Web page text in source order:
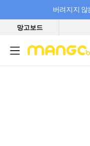
버려지지 않
필요한 만큼 충전하고 끊
망고보드